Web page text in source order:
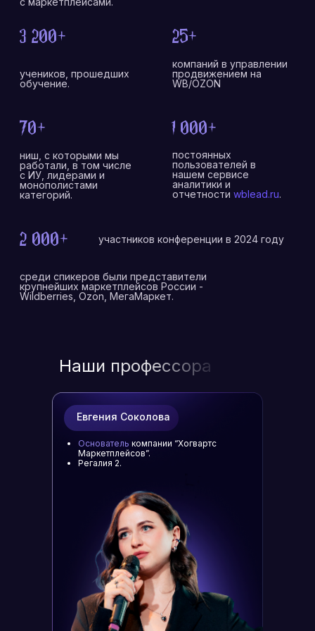
Наши профессора
Евгения Соколова
Основатель компании “Хогвартс
Маркетплейсов”.
Регалия 2.